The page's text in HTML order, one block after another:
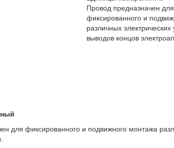
Провод предназначен для
фиксированного и
различных электрических
выводов концов
для фиксированного и подвижного монтажа